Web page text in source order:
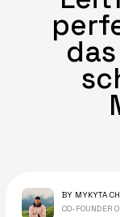
BY MYKYTA
CO-FOUNDER